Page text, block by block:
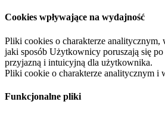
Cookies wpływające na wydajność
Pliki cookies o charakterze analitycznym,
jaki sposób Użytkownicy poruszają się
przyjazną i intuicyjną dla użytkownika.
Pliki cookie o charakterze analitycznym i
Funkcjonalne pliki